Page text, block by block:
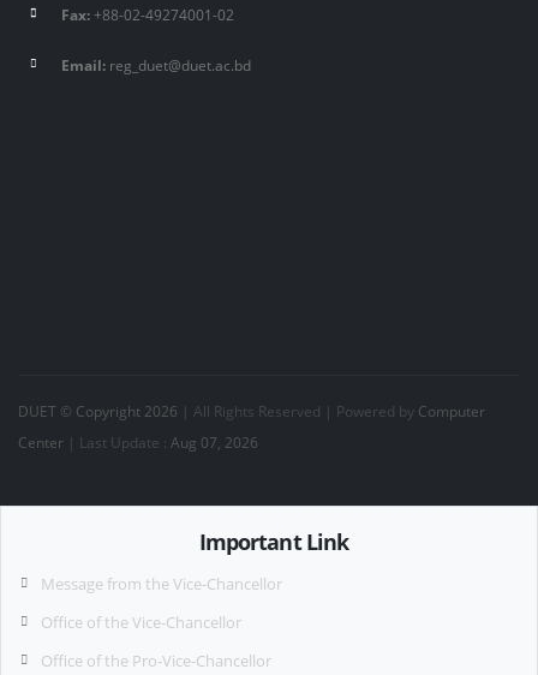
Fax:+88-02-49274001-02
Email: reg_duet@duet.ac.bd
DUET © Copyright 2026 | All Rights Reserved | Powered by Computer
Center | Last Update : Aug 07, 2026
Important Link
Message from the Vice-Chancellor
Office of the Vice-Chancellor
Office of the Pro-Vice-Chancellor